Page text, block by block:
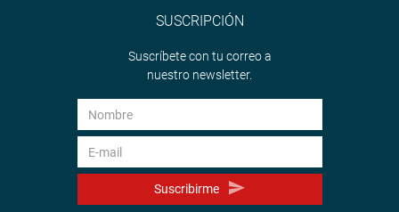
SUSCRIPCIÓN
Suscríbete con tu correo a
nuestro newsletter.
Suscribirme